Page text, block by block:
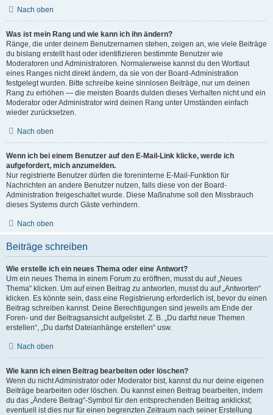
Nach oben
Was ist mein Rang und wie kann ich ihn ändern?
Ränge, die unter deinem Benutzernamen stehen, zeigen an, wie viele Beiträge
du bislang erstellt hast oder identifizieren bestimmte Benutzer wie
Moderatoren und Administratoren. Normalerweise kannst du den Wortlaut
eines Ranges nicht direkt ändern, da sie von der Board-Administration
festgelegt wurden. Bitte schreibe keine sinnlosen Beiträge, nur um deinen
Rang zu erhöhen — die meisten Boards dulden dieses Verhalten nicht und ein
Moderator oder Administrator wird deinen Rang unter Umständen einfach
wieder zurücksetzen.
Nach oben
Wenn ich bei einem Benutzer auf den E-Mail-Link klicke, werde ich
aufgefordert, mich anzumelden.
Nur registrierte Benutzer dürfen die foreninterne E-Mail-Funktion für
Nachrichten an andere Benutzer nutzen, falls diese von der Board-
Administration freigeschaltet wurde. Diese Maßnahme soll den Missbrauch
dieses Systems durch Gäste verhindern.
Nach oben
Beiträge schreiben
Wie erstelle ich ein neues Thema oder eine Antwort?
Um ein neues Thema in einem Forum zu eröffnen, musst du auf „Neues
Thema“ klicken. Um auf einen Beitrag zu antworten, musst du auf „Antworten“
klicken. Es könnte sein, dass eine Registrierung erforderlich ist, bevor du einen
Beitrag schreiben kannst. Deine Berechtigungen sind jeweils am Ende der
Foren- und der Beitragsansicht aufgelistet. Z. B. „Du darfst neue Themen
erstellen“, „Du darfst Dateianhänge erstellen“ usw.
Nach oben
Wie kann ich einen Beitrag bearbeiten oder löschen?
Wenn du nicht Administrator oder Moderator bist, kannst du nur deine eigenen
Beiträge bearbeiten oder löschen. Du kannst einen Beitrag bearbeiten, indem
du das „Ändere Beitrag“-Symbol für den entsprechenden Beitrag anklickst;
eventuell ist dies nur für einen begrenzten Zeitraum nach seiner Erstellung